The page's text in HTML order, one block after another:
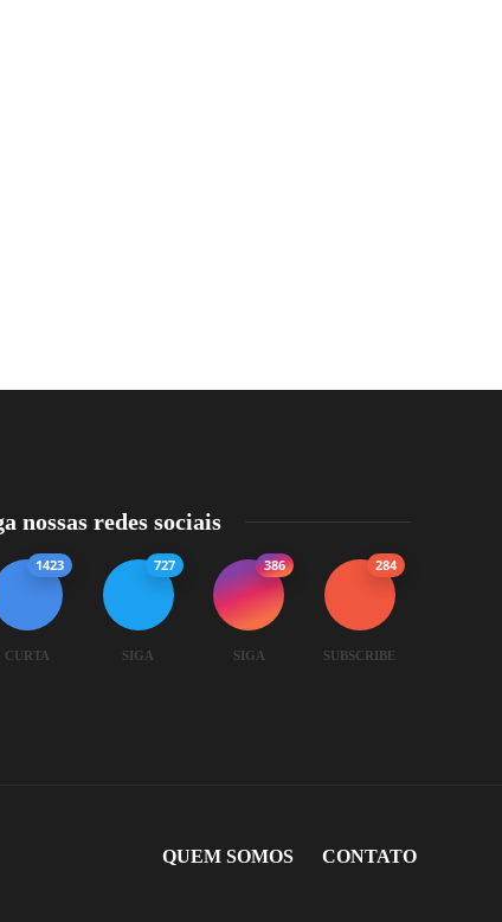
nossas redes sociais
1423
CURTA
727
SIGA
386
SIGA
284
SUBSCRIBE
QUEM SOMOS CONTATO